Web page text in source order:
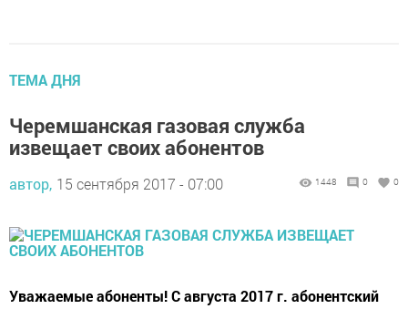
ТЕМА ДНЯ
Черемшанская газовая служба
извещает своих абонентов
автор, 15 сентября 2017 - 07:00 1448 0 0
Уважаемые абоненты! С августа 2017 г. абонентский